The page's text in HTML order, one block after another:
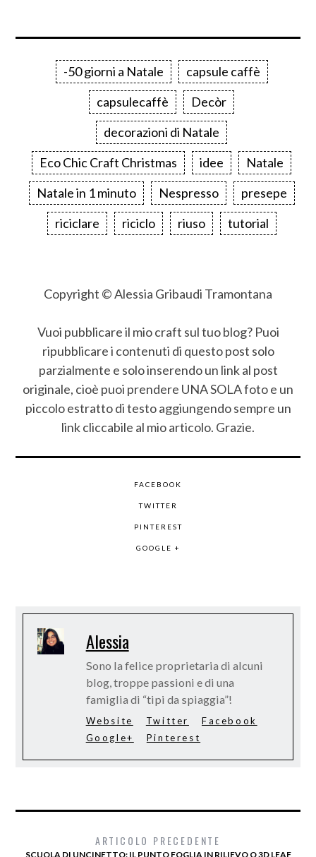
-50 giorni a Natale
capsule caffè
capsulecaffè
Decòr
decorazioni di Natale
Eco Chic Craft Christmas
idee
Natale
Natale in 1 minuto
Nespresso
presepe
riciclare
riciclo riuso tutorial
Copyright © Alessia Gribaudi Tramontana
Vuoi pubblicare il mio craft sul tuo blog? Puoi
ripubblicare i contenuti di questo post solo
parzialmente e solo inserendo un link al post
originale, cioè puoi prendere UNA SOLA foto e un
piccolo estratto di testo aggiungendo sempre un
link cliccabile al mio articolo. Grazie.
FACEBOOK
TWITTER
PINTEREST
GOOGLE +
Alessia
Sono la felice proprietaria di alcuni
blog, troppe passioni e di una
famiglia di “tipi da spiaggia”!
Website Twitter
Facebook
Google+
Pinterest
ARTICOLO PRECEDENTE
SCUOLA DI UNCINETTO: IL PUNTO FOGLIA IN RILIEVO O 3D LEAF